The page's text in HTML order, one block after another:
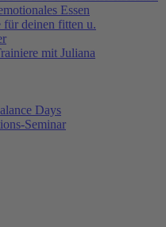
Essen
deinen fitten u.
mit Juliana
Days
Seminar